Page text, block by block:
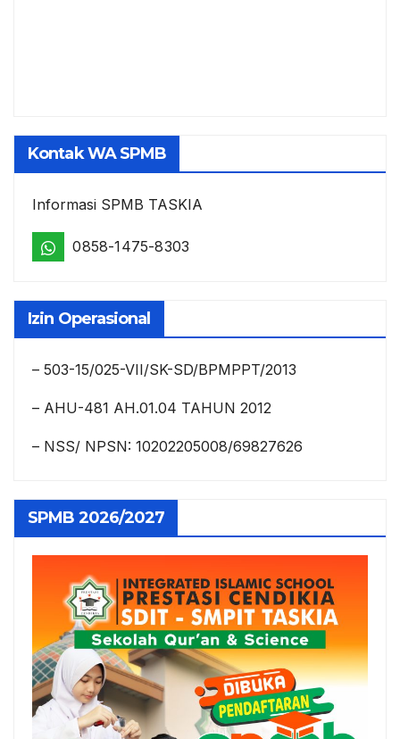
Kontak WA SPMB
Informasi SPMB TASKIA
0858-1475-8303
Izin Operasional
– 503-15/025-VII/SK-SD/BPMPPT/2013
– AHU-481 AH.01.04 TAHUN 2012
– NSS/ NPSN: 10202205008/69827626
SPMB 2026/2027